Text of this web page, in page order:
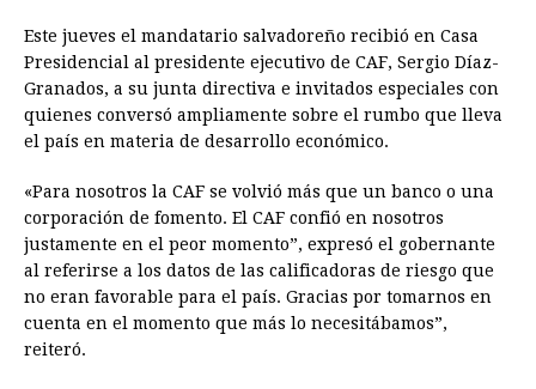
Este jueves el mandatario salvadoreño recibió en Casa
Presidencial al presidente ejecutivo de CAF, Sergio Díaz-
Granados, a su junta directiva e invitados especiales con
quienes conversó ampliamente sobre el rumbo que lleva
el país en materia de desarrollo económico.
«Para nosotros la CAF se volvió más que un banco o una
corporación de fomento. El CAF confió en nosotros
justamente en el peor momento”, expresó el gobernante
al referirse a los datos de las calificadoras de riesgo que
no eran favorable para el país. Gracias por tomarnos en
cuenta en el momento que más lo necesitábamos”,
reiteró.